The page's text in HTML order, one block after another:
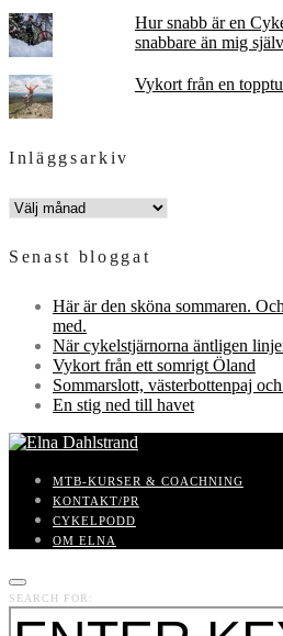
Hur snabb är en
snabbare än mig
Vykort från en
Inläggsarkiv
INLÄGGSARKIV
Senast bloggat
Här är den sköna sommaren.
med.
När cykelstjärnorna äntligen
Vykort från ett somrigt Öland
Sommarslott, västerbottenpaj
En stig ned till havet
MTB-KURSER & COACHNING
KONTAKT/PR
CYKELPODD
OM ELNA
SEARCH FOR: